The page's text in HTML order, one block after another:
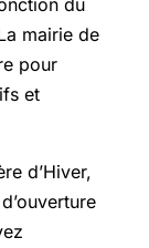
mairie de
pour
et
d’Hiver,